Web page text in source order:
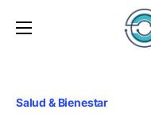
Salud & Bienestar